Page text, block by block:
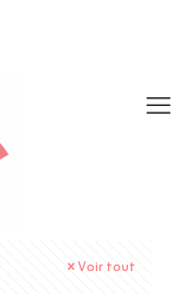
Voir tout